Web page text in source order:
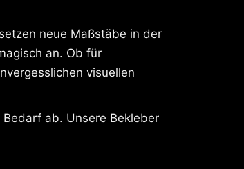
neue Maßstäbe in der
an. Ob für
visuellen
ab. Unsere Bekleber